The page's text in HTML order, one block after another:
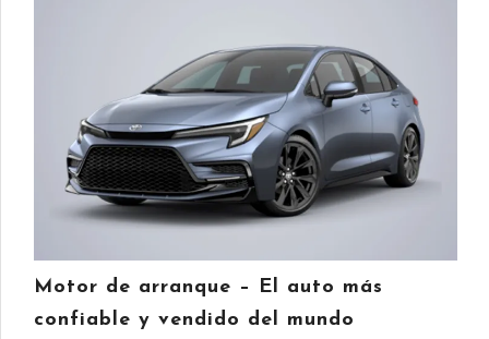
Motor de arranque – El auto más
confiable y vendido del mundo